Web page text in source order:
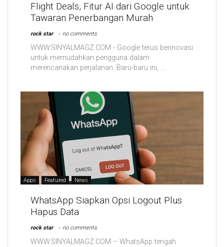
Flight Deals, Fitur AI dari Google untuk
Tawaran Penerbangan Murah
rock star no comments
WWW.SINYALMAGZ.COM - Google terus berinovasi
untuk memudahkan pengguna dalam
merencanakan perjalanan. Baru-baru ini, ...
Apps Featured News
WhatsApp Siapkan Opsi Logout Plus
Hapus Data
rock star no comments
WWW.SINYALMAGZ.COM – WhatsApp tengah